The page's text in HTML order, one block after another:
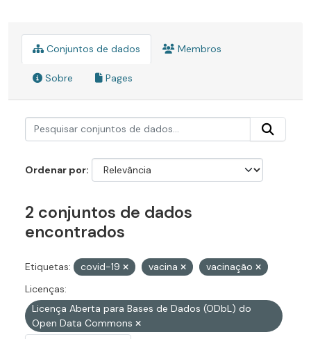
Conjuntos de dados Membros
Sobre Pages
Ordenar por
2 conjuntos de dados
encontrados
Etiquetas: covid-19 vacina
vacinação
Licenças:
Licença Aberta para Bases de Dados (ODbL) do
Open Data Commons